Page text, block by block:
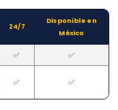
24/7
Disponible en
México
✅​ ✅​
✅​ ✅​